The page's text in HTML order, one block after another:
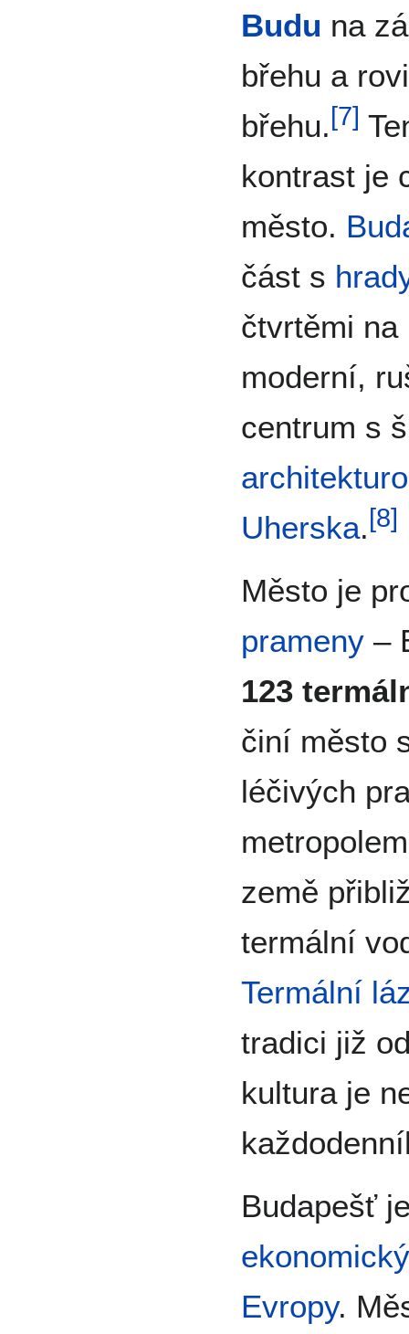
Budu na
břehu a
břehu. [7]
kontrast je
město.
část s
čtvrtěmi
moderní,
centrum s
Uherska. [8]
Město je
prameny –
123
činí město
léčivých
země
termální
Termální
tradici již
kultura je
Budapešť
Evropy.